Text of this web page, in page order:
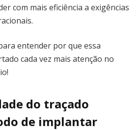
com mais eficiência a exigências
entender por que essa
cada vez mais atenção no
do traçado
de implantar